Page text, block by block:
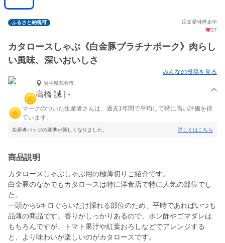
ふるさと納税可
注文受付停止中
37
カタロースしゃぶ《白金豚プラチナポーク》肉らし
い風味、深いおいしさ
みんなの投稿を見る
岩手県花巻市
高橋 誠 | -
マークのついた生産者さんは、過去1年間で平均して特に高い評価を得
ています。
生産者バッジの基準が新しくなりました。 詳しくはこちら
商品説明
カタロースしゃぶしゃぶ用の極薄切りご紹介です。
白金豚のなかでもカタロースは特に洋食店で特に人気の部位でし
た。
一頭から5キロぐらいだけ採れる部位のため、平時であればいつも
品薄の商品です。香りがしっかりあるので、ポン酢やゴマダレは
もちろんですが、トマト果汁や紅葉おろしなどでアレンジする
と、より味わいが楽しいのがカタロースです。